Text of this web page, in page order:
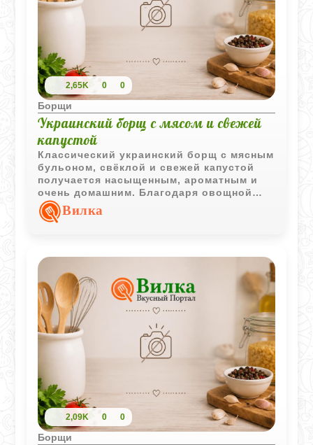
2,65K 0 0
Борщи
Украинский борщ с мясом и свежей
капустой
Классический украинский борщ с мясным
бульоном, свёклой и свежей капустой
получается насыщенным, ароматным и
очень домашним. Благодаря овощной
зажарке и чесноку вкус супа становится
ярким и глубоким.
Вилка
2,09K 0 0
Борщи